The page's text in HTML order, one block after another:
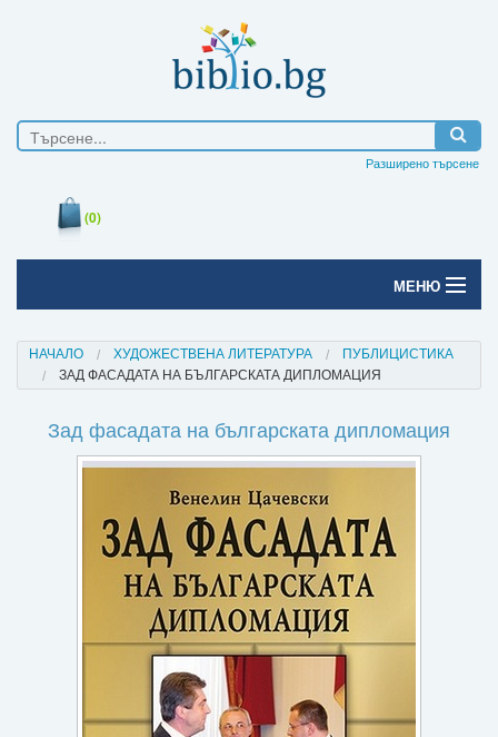
Разширено търсене
(0)
МЕНЮ
Печатни книги
Електронни книги
Контакти
НАЧАЛО ХУДОЖЕСТВЕНА ЛИТЕРАТУРА
ПУБЛИЦИСТИКА
ЗАД ФАСАДАТА НА БЪЛГАРСКАТА ДИПЛОМАЦИЯ
Зад фасадата на българската дипломация